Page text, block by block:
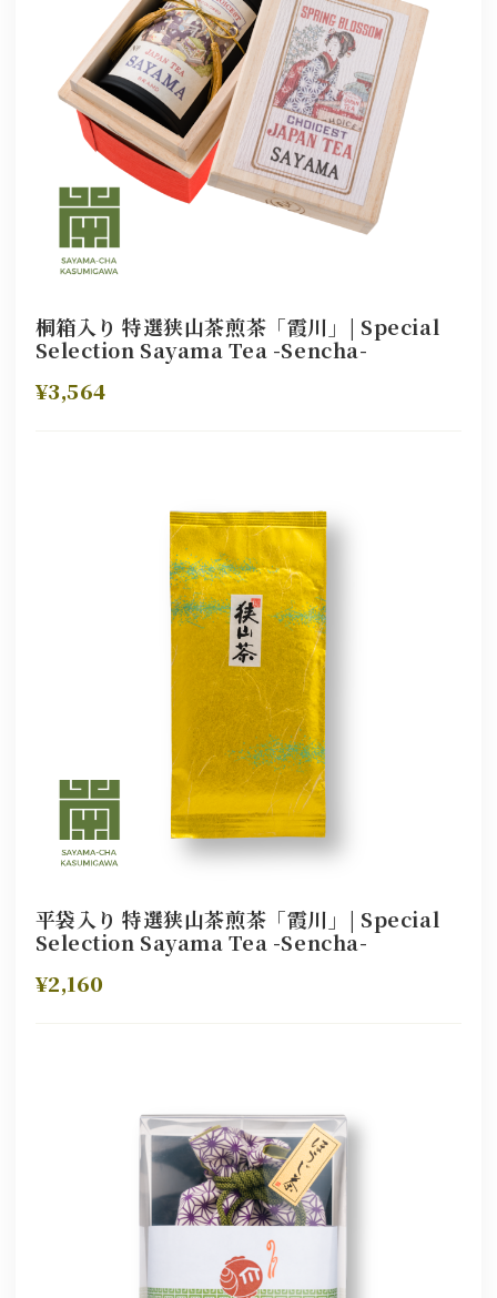
桐箱入り 特選狭山茶煎茶「霞川」| Special
Selection Sayama Tea -Sencha-
¥3,564
平袋入り 特選狭山茶煎茶「霞川」| Special
Selection Sayama Tea -Sencha-
¥2,160